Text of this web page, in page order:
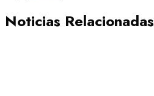
Noticias Relacionadas